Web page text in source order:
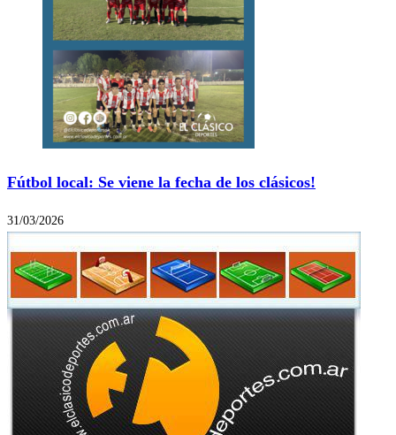
Fútbol local: Se viene la fecha de los clásicos!
31/03/2026